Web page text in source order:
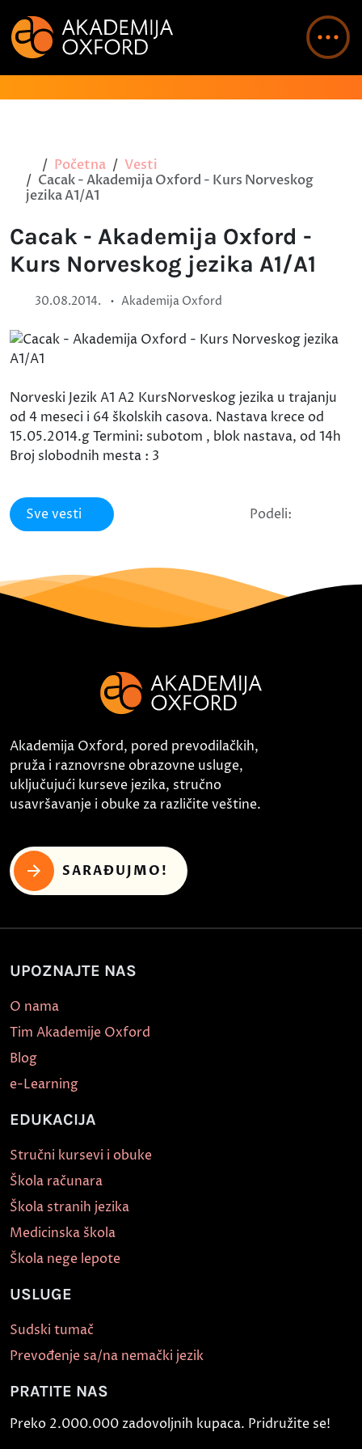
Početna
Vesti
Cacak - Akademija Oxford - Kurs Norveskog
jezika A1/A1
Cacak - Akademija Oxford -
Kurs Norveskog jezika A1/A1
30.08.2014. • Akademija Oxford
Norveski Jezik A1 A2 KursNorveskog jezika u trajanju
od 4 meseci i 64 školskih casova. Nastava krece od
15.05.2014.g Termini: subotom , blok nastava, od 14h
Broj slobodnih mesta : 3
Sve vesti Podeli:
Akademija Oxford, pored prevodilačkih,
pruža i raznovrsne obrazovne usluge,
uključujući kurseve jezika, stručno
usavršavanje i obuke za različite veštine.
SARAĐUJMO!
UPOZNAJTE NAS
O nama
Tim Akademije Oxford
Blog
e-Learning
EDUKACIJA
Stručni kursevi i obuke
Škola računara
Škola stranih jezika
Medicinska škola
Škola nege lepote
USLUGE
Sudski tumač
Prevođenje sa/na nemački jezik
PRATITE NAS
Preko 2.000.000 zadovoljnih kupaca. Pridružite se!